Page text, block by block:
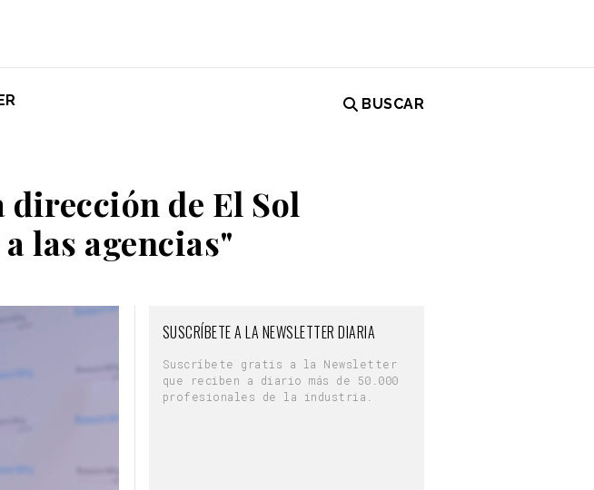
BUSCAR
dirección de El Sol
las agencias"
SUSCRÍBETE A LA NEWSLETTER DIARIA
Suscríbete gratis a la Newsletter
que reciben a diario más de 50.000
profesionales de la industria.